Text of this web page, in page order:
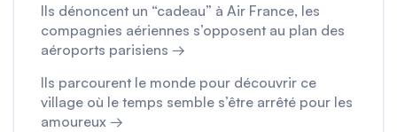
Ils dénoncent un “cadeau” à Air France, les
compagnies aériennes s’opposent au plan des
aéroports parisiens →
Ils parcourent le monde pour découvrir ce
village où le temps semble s’être arrêté pour les
amoureux →